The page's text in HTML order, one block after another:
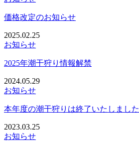
価格改定のお知らせ
2025.02.25
お知らせ
2025年潮干狩り情報解禁
2024.05.29
お知らせ
本年度の潮干狩りは終了いたしました
2023.03.25
お知らせ